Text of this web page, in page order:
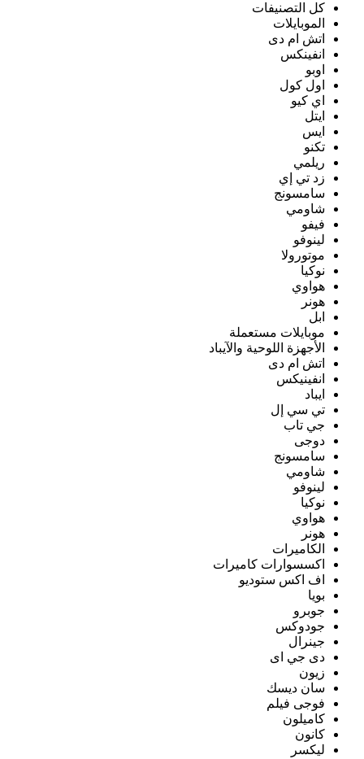
كل التصنيفات
الموبايلات
اتش ام دى
انفينكس
اوبو
اول كول
اي كيو
ايتل
ايس
تكنو
ريلمي
زد تي إي
سامسونج
شاومي
فيفو
لينوفو
موتورولا
نوكيا
هواوي
هونر
ابل
موبايلات مستعملة
الأجهزة اللوحية والآيباد
اتش ام دى
انفينيكس
ايباد
تي سي إل
جي تاب
دوجى
سامسونج
شاومي
لينوفو
نوكيا
هواوي
هونر
الكاميرات
اكسسوارات كاميرات
اف اكس ستوديو
بويا
جوبرو
جودوكس
جينرال
دى جي اى
زيون
سان ديسك
فوجى فيلم
كاميلون
كانون
ليكسر